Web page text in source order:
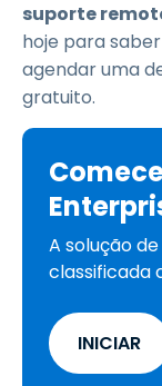
suporte
hoje para
agendar uma
gratuito.
A solução
classificada
INICIAR